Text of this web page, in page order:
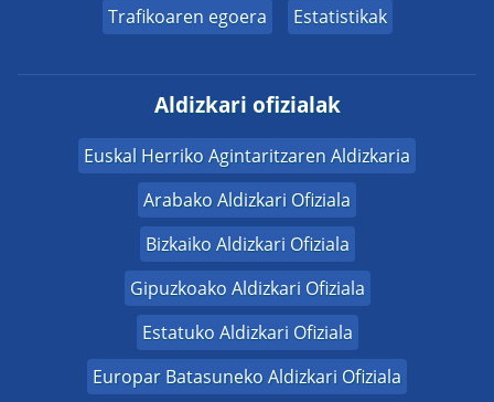
Trafikoaren egoera
Estatistikak
Aldizkari ofizialak
Euskal Herriko Agintaritzaren Aldizkaria
Arabako Aldizkari Ofiziala
Bizkaiko Aldizkari Ofiziala
Gipuzkoako Aldizkari Ofiziala
Estatuko Aldizkari Ofiziala
Europar Batasuneko Aldizkari Ofiziala